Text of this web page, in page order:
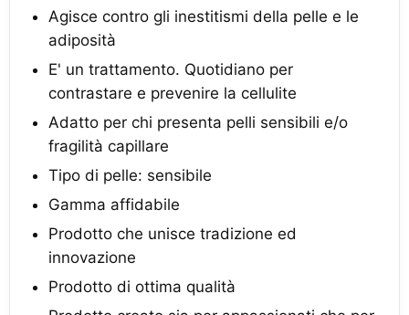
Agisce contro gli inestitismi della pelle e le
adiposità
E' un trattamento. Quotidiano per
contrastare e prevenire la cellulite
Adatto per chi presenta pelli sensibili e/o
fragilità capillare
Tipo di pelle: sensibile
Gamma affidabile
Prodotto che unisce tradizione ed
innovazione
Prodotto di ottima qualità